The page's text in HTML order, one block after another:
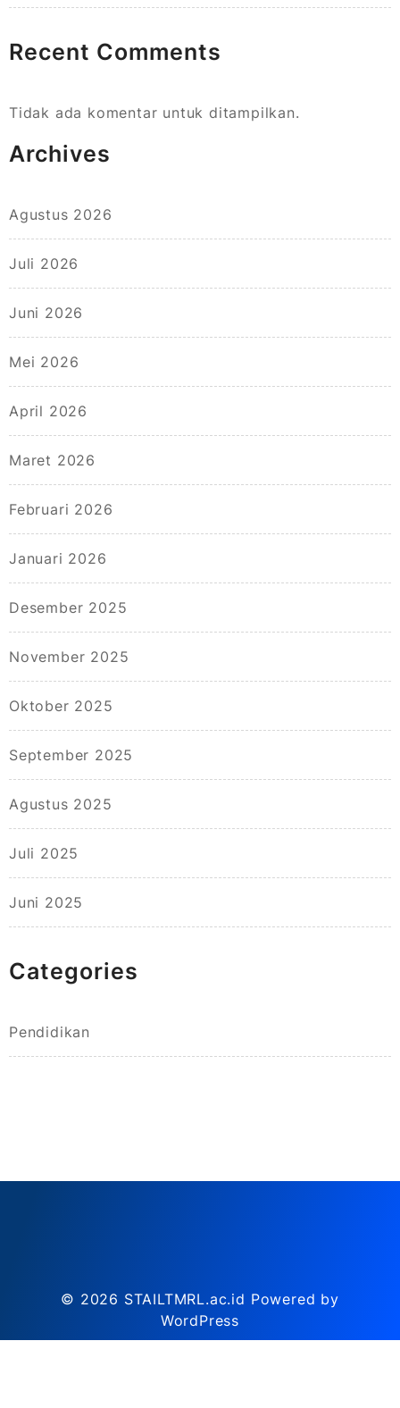
Recent Comments
Tidak ada komentar untuk ditampilkan.
Archives
Agustus 2026
Juli 2026
Juni 2026
Mei 2026
April 2026
Maret 2026
Februari 2026
Januari 2026
Desember 2025
November 2025
Oktober 2025
September 2025
Agustus 2025
Juli 2025
Juni 2025
Categories
Pendidikan
© 2026 STAILTMRL.ac.id Powered by
WordPress